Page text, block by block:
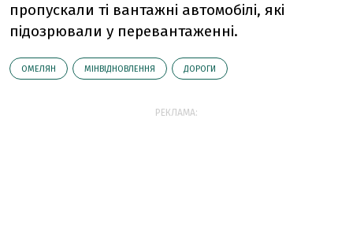
пропускали ті вантажні автомобілі, які
підозрювали у перевантаженні.
ОМЕЛЯН МІНВІДНОВЛЕННЯ ДОРОГИ
РЕКЛАМА: